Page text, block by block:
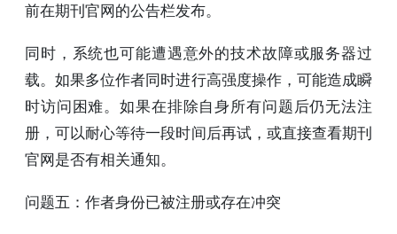
前在期刊官网的公告栏发布。
同时，系统也可能遭遇意外的技术故障或服务器过
载。如果多位作者同时进行高强度操作，可能造成瞬
时访问困难。如果在排除自身所有问题后仍无法注
册，可以耐心等待一段时间后再试，或直接查看期刊
官网是否有相关通知。
问题五：作者身份已被注册或存在冲突